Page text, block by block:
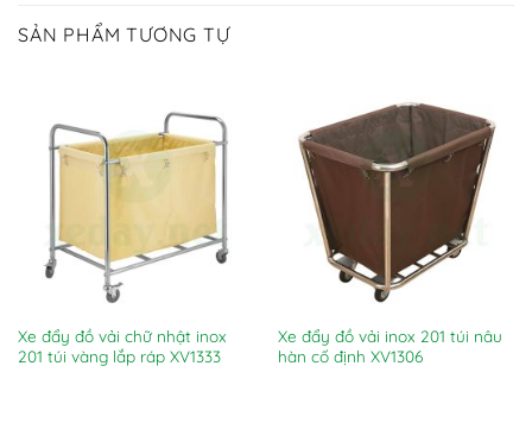
SẢN PHẨM TƯƠNG TỰ
Xe đẩy đồ vải chữ nhật inox
201 túi vàng lắp ráp XV1333
Xe đẩy đồ vải inox 201 túi nâu
hàn cố định XV1306